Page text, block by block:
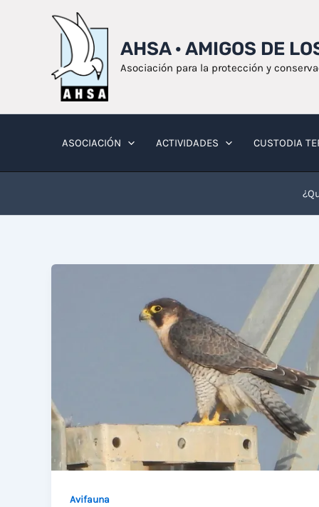
AHSA · AMIGOS DE
Asociación para la protección y
ASOCIACIÓN ACTIVIDADES CUSTODIA
Avifauna